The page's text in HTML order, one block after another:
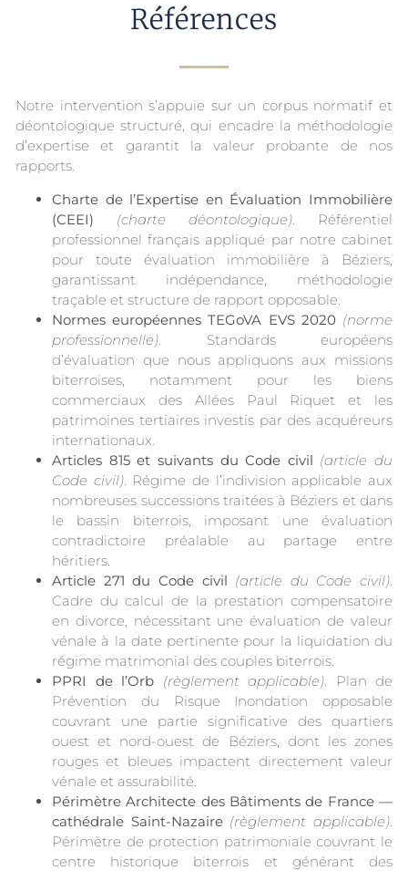
Références
Notre intervention s’appuie sur un corpus normatif et
déontologique structuré, qui encadre la méthodologie
d’expertise et garantit la valeur probante de nos
rapports.
Charte de l’Expertise en Évaluation Immobilière
(CEEI)
(charte déontologique) . Référentiel
professionnel français appliqué par notre cabinet
pour toute évaluation immobilière à Béziers,
garantissant indépendance, méthodologie
traçable et structure de rapport opposable.
Normes européennes TEGoVA EVS 2020 (norme
professionnelle) . Standards européens
d’évaluation que nous appliquons aux missions
biterroises, notamment pour les biens
commerciaux des Allées Paul Riquet et les
patrimoines tertiaires investis par des acquéreurs
internationaux.
Articles 815 et suivants du Code civil (article du
Code civil). Régime de l’indivision applicable aux
nombreuses successions traitées à Béziers et dans
le bassin biterrois, imposant une évaluation
contradictoire préalable au partage entre
héritiers.
Article 271 du Code civil (article du Code civil)
Cadre du calcul de la prestation compensatoire
en divorce, nécessitant une évaluation de valeur
vénale à la date pertinente pour la liquidation du
régime matrimonial des couples biterrois.
PPRI de l’Orb (règlement applicable) . Plan de
Prévention du Risque Inondation opposable
couvrant une partie significative des quartiers
ouest et nord-ouest de Béziers, dont les zones
rouges et bleues impactent directement valeur
vénale et assurabilité.
Périmètre Architecte des Bâtiments de France —
cathédrale Saint-Nazaire (règlement applicable)
Périmètre de protection patrimoniale couvrant le
centre historique biterrois et générant des